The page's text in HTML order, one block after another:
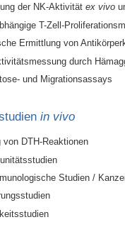
der NK-Aktivitätex vivo
T-Zell-
Ermittlung von
durch
und Migrationsassays
in vivo
von DTH-Reaktionen
Studien /